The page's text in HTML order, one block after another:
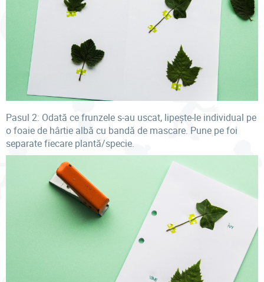
Pasul 2: Odată ce frunzele s-au uscat, lipește-le individual pe
o foaie de hârtie albă cu bandă de mascare. Pune pe foi
separate fiecare plantă/specie.